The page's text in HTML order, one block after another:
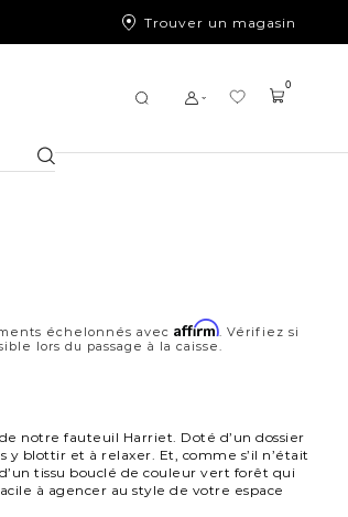
Trouver un magasin
Chercher
0
échelonnés avecAffirm. Vérifiez si
lors du passage à la caisse.
notre fauteuil Harriet. Doté d’un dossier
y blottir et à relaxer. Et, comme s’il n’était
tissu bouclé de couleur vert forêt qui
à agencer au style de votre espace